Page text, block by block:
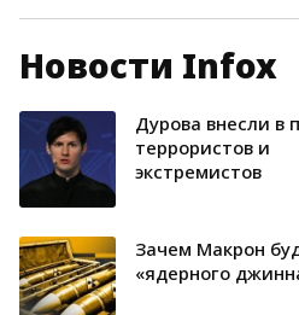
Новости Infox
Дурова внесли в
террористов и
экстремистов
Зачем Макрон
«ядерного